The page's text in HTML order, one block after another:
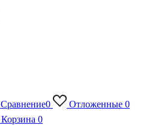
Сравнение0 Отложенные 0
Корзина 0